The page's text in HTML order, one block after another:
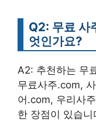
Q2: 무료 사
엇인가요?
A2: 추천하는 무
무료사주.com,
어.com, 우리사
한 장점이 있습니